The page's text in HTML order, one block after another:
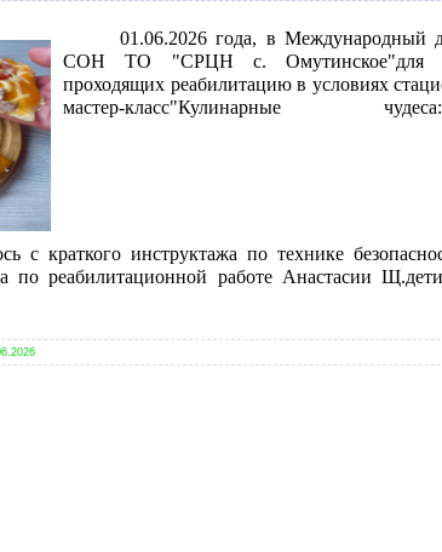
01.06.2026 года, в Международный
СОН ТО "СРЦН с. Омутинское"для
проходящих реабилитацию в условиях
мастер-
с краткого инструктажа по технике
по реабилитационной работе Анастасии